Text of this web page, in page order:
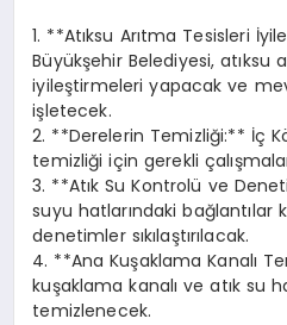
1. **Atıksu Arıtma Tesisleri
Büyükşehir Belediyesi, atıksu
iyileştirmeleri yapacak ve
işletecek.
2. **Derelerin Temizliği:** İç
temizliği için gerekli
3. **Atık Su Kontrolü ve
suyu hatlarındaki bağlantılar
denetimler sıkılaştırılacak.
4. **Ana Kuşaklama Kanalı
kuşaklama kanalı ve atık su
temizlenecek.